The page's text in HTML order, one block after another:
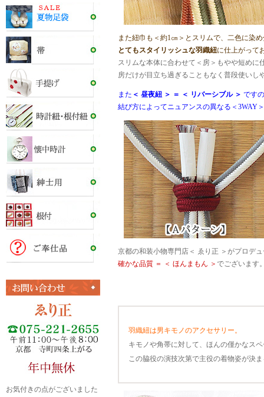
お気付きの点がございました
また紐巾も＜約1㎝＞とスリムで、二色に染
とてもスタイリッシュな羽織紐に仕上がって
スリムな本体に合わせて＜房＞もやや短めに
房だけが目立ち過ぎることもなく普段使いし
また ＜ 昼夜紐 ＞ ＝ ＜ リバーシブル ＞ です
結び方によってニュアンスの異なる＜3WAY
京都の和装小物専門店＜ ゑり正 ＞がプロデ
確かな品質 ＝ ＜ ほんまもん ＞ でございます
羽織紐は男キモノのアクセサリー。
キモノや角帯に対して、ほんの僅かなス
この脇役の演技次第で主役の着物姿が決